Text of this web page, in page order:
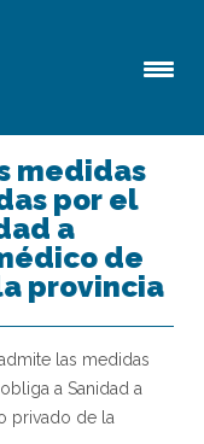
medidas
por el
a
de
provincia
las medidas
a Sanidad a
privado de la